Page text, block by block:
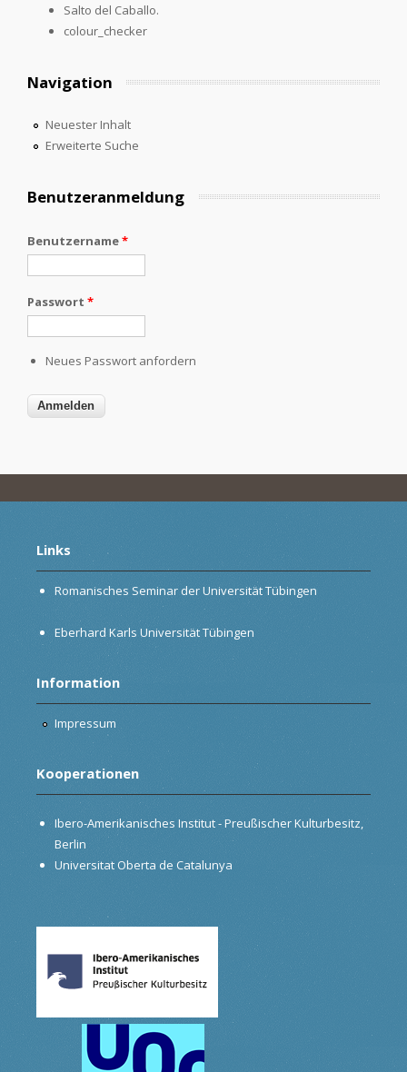
Salto del Caballo.
colour_checker
Navigation
Neuester Inhalt
Erweiterte Suche
Benutzeranmeldung
Benutzername*
Passwort *
Neues Passwort anfordern
Links
Romanisches Seminar der Universität Tübingen
Eberhard Karls Universität Tübingen
Information
Impressum
Kooperationen
Ibero-Amerikanisches Institut - Preußischer Kulturbesitz,
Berlin
Universitat Oberta de Catalunya